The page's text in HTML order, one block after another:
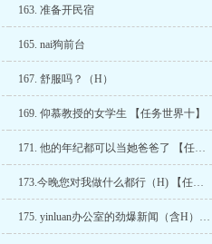
163. 准备开民宿
165. nai狗前台
167. 舒服吗？（H）
169. 仰慕教授的女学生 【任务世界十】
171. 他的年纪都可以当她爸爸了 【任务世界十】
173.今晚您对我做什么都行（H) 【任务世界十】
175. yinluan办公室的劲爆新闻（含H） 【任务世界十】